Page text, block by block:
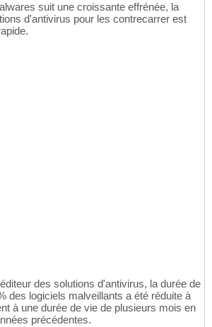
suit une croissante effrénée, la
d'antivirus pour les contrecarrer est
des solutions d'antivirus, la durée de
des logiciels malveillants a été réduite à
à une durée de vie de plusieurs mois en
précédentes.